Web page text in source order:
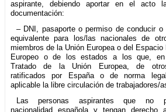
aspirante, debiendo aportar en el acto
documentación:
– DNI, pasaporte o permiso de conducir o
equivalente para los/las nacionales de
miembros de la Unión Europea o del Espacio
Europeo o de los estados a los que, en
Tratado de la Unión Europea, de
ratificados por España o de norma
aplicable la libre circulación de trabajadores/
Las personas aspirantes que no
nacionalidad española y tengan derecho